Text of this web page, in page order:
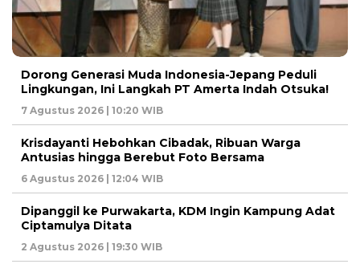
Dorong Generasi Muda Indonesia-Jepang Peduli
Lingkungan, Ini Langkah PT Amerta Indah Otsuka!
7 Agustus 2026 | 10:20 WIB
Krisdayanti Hebohkan Cibadak, Ribuan Warga
Antusias hingga Berebut Foto Bersama
6 Agustus 2026 | 12:04 WIB
Dipanggil ke Purwakarta, KDM Ingin Kampung Adat
Ciptamulya Ditata
2 Agustus 2026 | 19:30 WIB